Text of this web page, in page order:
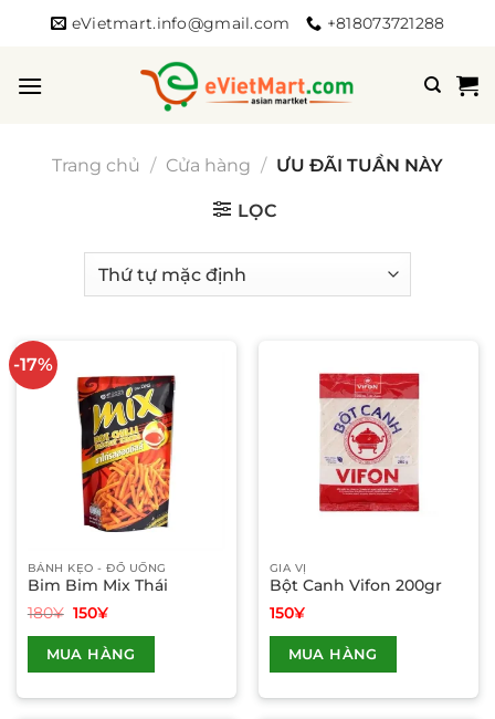
dung
eVietmart.info@gmail.com +818073721288
Trang chủ / Cửa hàng / ƯU ĐÃI TUẦN NÀY
LỌC
-17%
BÁNH KẸO - ĐỒ UỐNG
Bim Bim Mix Thái
180¥ Giá
là:
180¥.
150¥Giá
tại
là:
150¥.
MUA HÀNG
có
GIA VỊ
Bột Canh Vifon 200gr
150¥
MUA HÀNG
có